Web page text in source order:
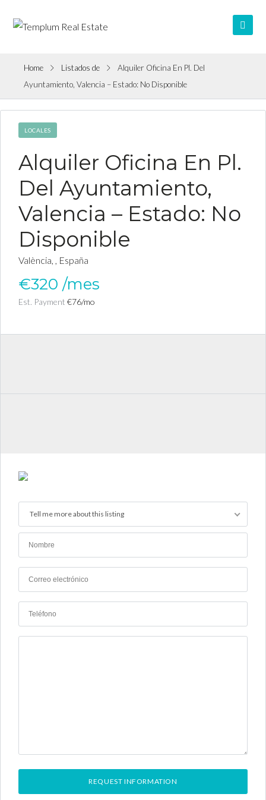
Home Listados de
Alquiler Oficina En Pl. Del
Ayuntamiento, Valencia – Estado: No Disponible
LOCALES
Alquiler Oficina En Pl.
Del Ayuntamiento,
Valencia – Estado: No
Disponible
València, , España
€320 /mes
Est. Payment €76/mo
Tell me more about this listing